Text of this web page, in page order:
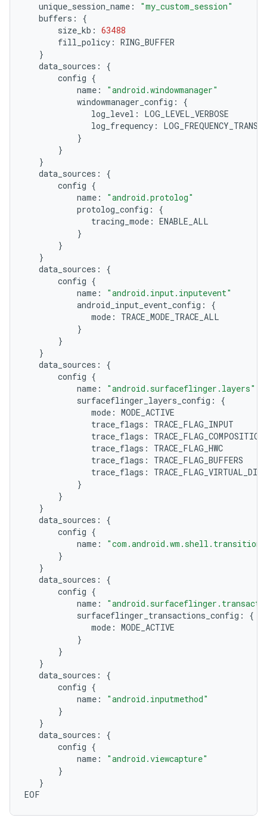
unique_session_name:
"my_custom_session"
buffers:
{
size_kb: 63488
fill_policy:
}
data_sources:
{
config {
name:
"android.windowmanager"
windowmanager_config:
{
log_level:
log_frequency:
}
}
}
data_sources:
{
config {
name:
"android.protolog"
protolog_config:
{
tracing_mode:
}
}
}
data_sources:
{
config {
name:
"android.input.inputevent"
android_input_event_config:
{
mode:
}
}
}
data_sources:
{
config {
name:
"android.surfaceflinger.layers"
surfaceflinger_layers_config:
{
mode:
trace_flags:
trace_flags:
trace_flags:
trace_flags:
trace_flags:
}
}
}
data_sources:
{
config {
name:
"com.android.wm.shell.transition"
}
}
data_sources:
{
config {
name:
surfaceflinger_transactions_config:
{
mode:
}
}
}
data_sources:
{
config {
name:
"android.inputmethod"
}
}
data_sources:
{
config {
name:
"android.viewcapture"
}
}